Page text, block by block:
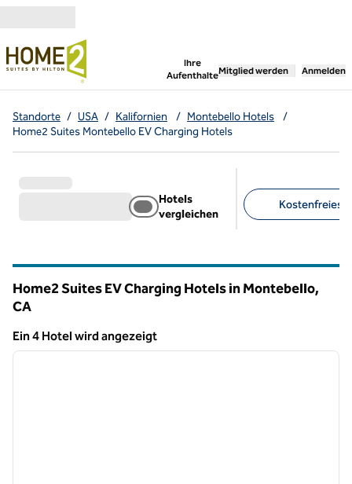
Ihre
Aufenthalte
,öffnet neue
Mitglied werden Anmelden
Standorte / USA / Kalifornien / Montebello Hotels
/
Home2 Suites Montebello EV Charging Hotels
Hotels
vergleichen
Kostenfreies
Home2 Suites EV Charging Hotels in Montebello,
CA
Ein 4 Hotel wird angezeigt
Ein 4 Hotel wird angezeigt
1 von 11